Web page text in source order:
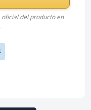
del producto en